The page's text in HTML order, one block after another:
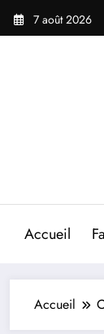
Aller
7 août 2026
Accueil
Accueil